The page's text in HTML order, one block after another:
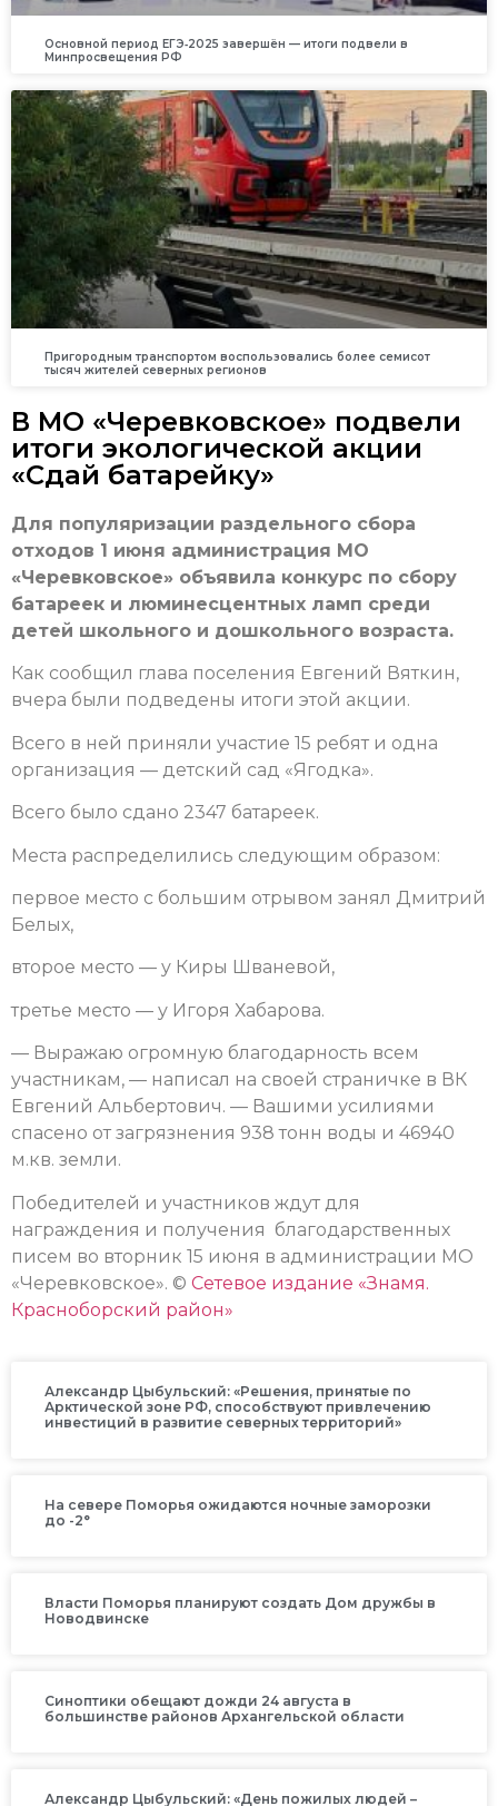
Основной период ЕГЭ‑2025 завершён — итоги подвели в
Минпросвещения РФ
Пригородным транспортом воспользовались более семисот
тысяч жителей северных регионов
В МО «Черевковское» подвели
итоги экологической акции
«Сдай батарейку»
Для популяризации раздельного сбора
отходов 1 июня администрация МО
«Черевковское» объявила конкурс по сбору
батареек и люминесцентных ламп среди
детей школьного и дошкольного возраста.
Как сообщил глава поселения Евгений Вяткин,
вчера были подведены итоги этой акции.
Всего в ней приняли участие 15 ребят и одна
организация — детский сад «Ягодка».
Всего было сдано 2347 батареек.
Места распределились следующим образом:
первое место с большим отрывом занял Дмитрий
Белых,
второе место — у Киры Шваневой,
третье место — у Игоря Хабарова.
— Выражаю огромную благодарность всем
участникам, — написал на своей страничке в ВК
Евгений Альбертович. — Вашими усилиями
спасено от загрязнения 938 тонн воды и 46940
м.кв. земли.
Победителей и участников ждут для
награждения и получения благодарственных
писем во вторник 15 июня в администрации МО
«Черевковское». © Сетевое издание «Знамя.
Красноборский район»
Александр Цыбульский: «Решения, принятые по
Арктической зоне РФ, способствуют привлечению
инвестиций в развитие северных территорий»
На севере Поморья ожидаются ночные заморозки
до -2°
Власти Поморья планируют создать Дом дружбы в
Новодвинске
Синоптики обещают дожди 24 августа в
большинстве районов Архангельской области
Александр Цыбульский: «День пожилых людей –